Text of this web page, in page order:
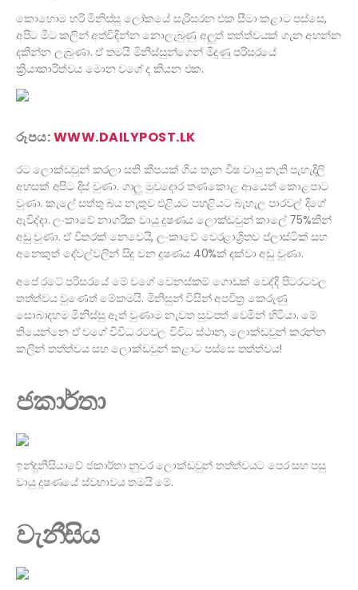
කොහොම හරි මිනිස්සු ලෝකයේ සැරිසරන එක සීමා කළාට පස්සෙ,
අපිට මීට කලින් අත්විඳින්න නොලැබුණු අලුත් තත්ත්වයක් ගැන අහන්න
දකින්න ලැබුණා. ඒ තමයි මිනිස්සුන්ගෙන් මිදුණු පරිසරයේ
ක්‍රියාකාරිත්වය මොන වගේ ද කියන එක.
රූපය:WWW.DAILYPOST.LK
රට ලොක්ඩවුන් කරලා සති කීපයක් ගිය තැන විෂ වායු නැති පැහැදිලි
අහසක් අපිට දිස් වුණා. ගාලු මුවදොර තණකොළ ආයෙත් කොළපාට
වුණා. කැලේ සත්තු බය නැතුව එළියට පහළියට බැහැල පාරවල් දිගේ
ඇවිද්දා. ලංකාවේ නාගරික වායු දූෂණය ලොක්ඩවුන් කාලේ 75%කින්
අඩු වුණා. ඒ විතරක් නෙවෙයි, ලංකාවේ වෙරළාශ්‍රිතව ප්ලාස්ටික් සහ
අනෙකුත් දේවල්වලින් සිදු වන දූෂණය 40%ක් දක්වා අඩු වුණා.
අපේ රටේ පරිසරයේ මේ වගේ වෙනස්කම් ගොඩක් වෙද්දි පිටරටවල
තත්ත්වය වුණෙත් මේකමයි. මිනිසුන් විසින් අපවිත්‍ර කෙරුණු
සොබාදහම මිනිස්සු ඈත් වුණාම නැවත සුවපත් වෙමින් හිටියා. මේ
තියෙන්නෙ ඒ වගේ විවිධ රටවල විවිධ ස්ථාන, ලොක්ඩවුන් කරන්න
කලින් තත්ත්වය සහ ලොක්ඩවුන් කළාට පස්සෙ තත්ත්වය!
ජකාර්තා
ඉන්දුනීසියාවේ ජකාර්තා නුවර ලොක්ඩවුන් තත්ත්වයට පෙර සහ පසු
වායු දූෂණයේ ස්වභාවය තමයි මේ.
වැනීසිය